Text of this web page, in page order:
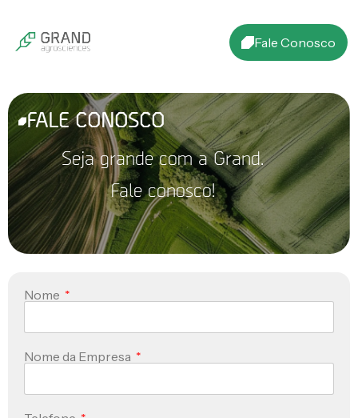
Fale Conosco
FALE CONOSCO
Seja grande com a Grand.
Fale conosco!
Nome
Nome da Empresa